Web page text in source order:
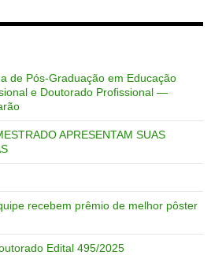
de Pós-Graduação em Educação
e Doutorado Profissional —
APRESENTAM SUAS
recebem prêmio de melhor pôster
Edital 495/2025